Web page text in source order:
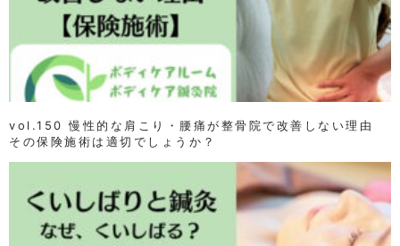
vol.150 慢性的な肩こり・腰痛が整骨院で改善しない理由
その保険施術は適切でしょうか？